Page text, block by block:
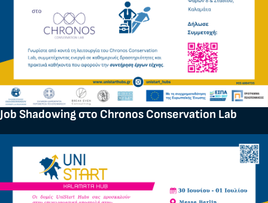
Job Shadowing στο Chronos Conservation Lab